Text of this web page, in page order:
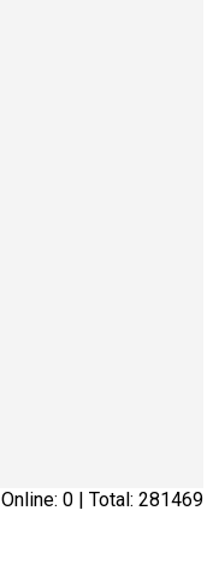
Online: 0 | Total: 281469